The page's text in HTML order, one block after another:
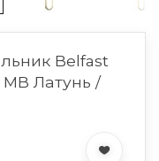
Belfast
Латунь /